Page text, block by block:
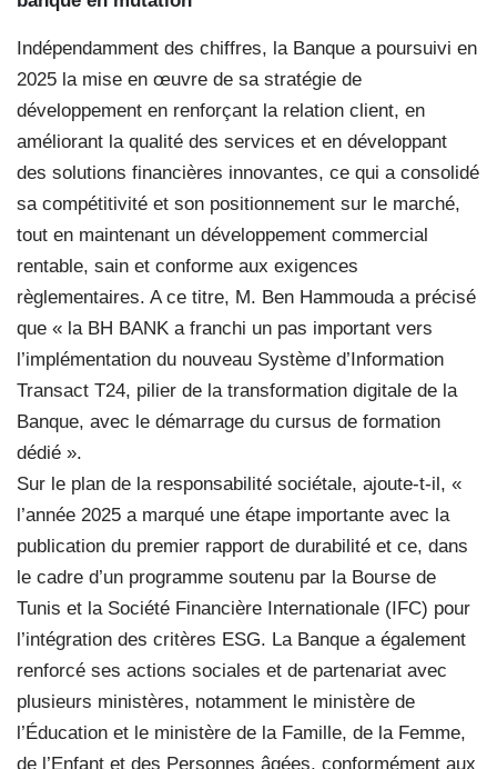
Indépendamment des chiffres, la Banque a poursuivi en
2025 la mise en œuvre de sa stratégie de
développement en renforçant la relation client, en
améliorant la qualité des services et en développant
des solutions financières innovantes, ce qui a consolidé
sa compétitivité et son positionnement sur le marché,
tout en maintenant un développement commercial
rentable, sain et conforme aux exigences
règlementaires. A ce titre, M. Ben Hammouda a précisé
que « la BH BANK a franchi un pas important vers
l’implémentation du nouveau Système d’Information
Transact T24, pilier de la transformation digitale de la
Banque, avec le démarrage du cursus de formation
dédié ».
Sur le plan de la responsabilité sociétale, ajoute-t-il, «
l’année 2025 a marqué une étape importante avec la
publication du premier rapport de durabilité et ce, dans
le cadre d’un programme soutenu par la Bourse de
Tunis et la Société Financière Internationale (IFC) pour
l’intégration des critères ESG. La Banque a également
renforcé ses actions sociales et de partenariat avec
plusieurs ministères, notamment le ministère de
l’Éducation et le ministère de la Famille, de la Femme,
de l’Enfant et des Personnes âgées, conformément aux